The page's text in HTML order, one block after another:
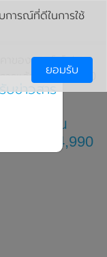
คาของสมาร์ทโฟน
รแล้ว ราคา 14,990
ใน
ราคา 14,990
การณ์ที่ดีในการใช้
ยอมรับ
ข่าวสาร